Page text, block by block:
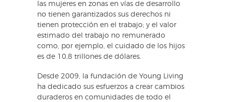
las mujeres en zonas en vías de desarrollo
no tienen garantizados sus derechos ni
tienen protección en el trabajo; y el valor
estimado del trabajo no remunerado
como, por ejemplo, el cuidado de los hijos
es de 10,8 trillones de dólares.
Desde 2009, la fundación de Young Living
ha dedicado sus esfuerzos a crear cambios
duraderos en comunidades de todo el